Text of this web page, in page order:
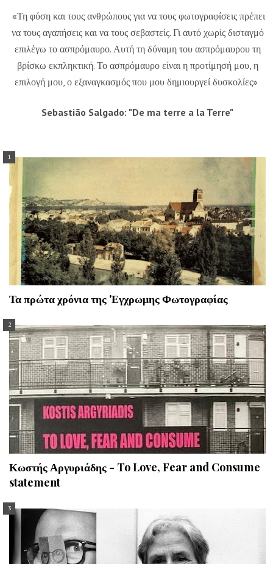
«Τη φύση και τους ανθρώπους για να τους φωτογραφίσεις πρέπει
να τους αγαπήσεις και να τους σεβαστείς. Γι αυτό χωρίς δισταγμό
επιλέγω το ασπρόμαυρο. Αυτή τη δύναμη του ασπρόμαυρου τη
βρίσκω εκπληκτική. Το ασπρόμαυρο είναι η προτίμησή μου, η
επιλογή μου, ο εξαναγκασμός που μου δημιουργεί δυσκολίες»
Sebastião Salgado: "De ma terre a la Terre"
Τα πρώτα χρόνια της 'Εγχρωμης Φωτογραφίας
Κωστής Αργυριάδης - To Love, Fear and Consume
statement